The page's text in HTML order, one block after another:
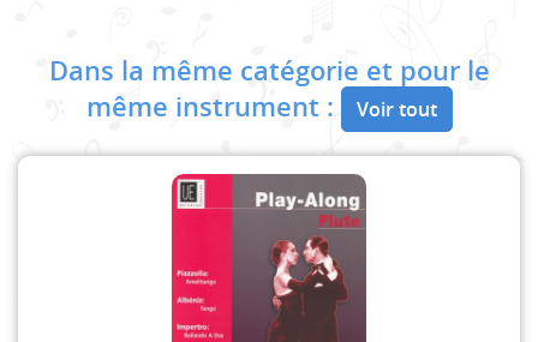
Dans la même catégorie et pour le
même instrument :
Voir tout